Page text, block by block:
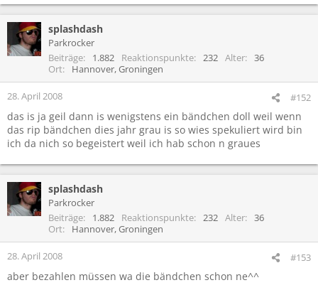
splashdash
Parkrocker
Beiträge
1.882 Reaktionspunkte 232 Alter
36
Ort
Hannover, Groningen
28. April 2008 #152
das is ja geil dann is wenigstens ein bändchen doll weil wenn
das rip bändchen dies jahr grau is so wies spekuliert wird bin
ich da nich so begeistert weil ich hab schon n graues
splashdash
Parkrocker
Beiträge
1.882 Reaktionspunkte 232 Alter
36
Ort
Hannover, Groningen
28. April 2008 #153
aber bezahlen müssen wa die bändchen schon ne^^